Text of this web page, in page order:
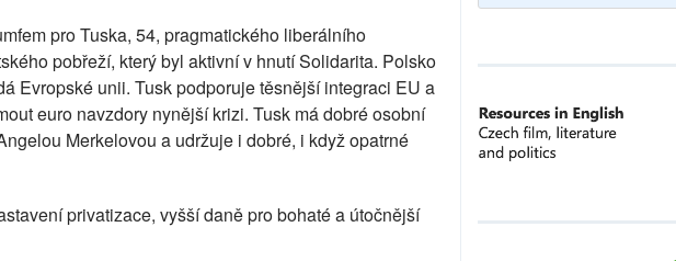
pro Tuska, 54, pragmatického liberálního
pobřeží, který byl aktivní v hnutí Solidarita. Polsko
Evropské unii. Tusk podporuje těsnější integraci EU a
euro navzdory nynější krizi. Tusk má dobré osobní
Merkelovou a udržuje i dobré, i když opatrné
privatizace, vyšší daně pro bohaté a útočnější